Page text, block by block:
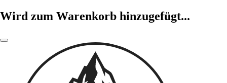
Wird zum Warenkorb hinzugefügt...